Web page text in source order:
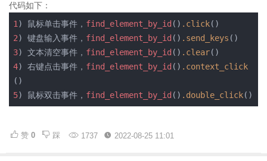
代码如下：
1 ) 鼠标单击事件， find_element_by_id () .click()
2) 键盘输入事件， find_element_by_id () .send_keys ()
3) 文本清空事件， find_element_by_id () .clear()
4) 右键点击事件， find_element_by_id () .context_click
()
5) 鼠标双击事件， find_element_by_id () .double_click()
赞 0 踩 1737 2022-08-25 11:01